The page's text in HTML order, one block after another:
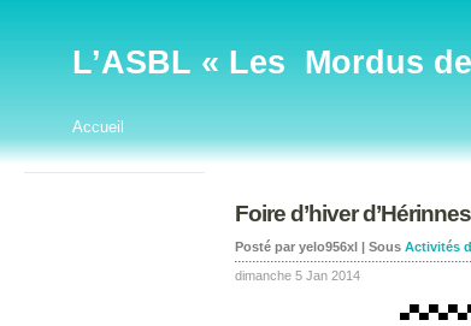
L’ASBL « Les Mordus de
Accueil
Foire d’hiver
Posté par yelo956xl | Sous Activités
dimanche 5 Jan 2014